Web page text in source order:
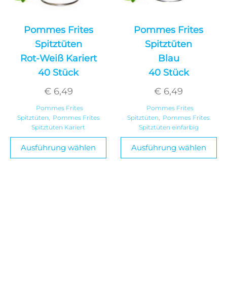
Pommes Frites
Spitztüten
Rot-Weiß Kariert
40 Stück
€6,49
Pommes Frites
Spitztüten
Pommes Frites
Spitztüten Kariert
Ausführung wählen
Pommes Frites
Spitztüten
Blau
40 Stück
€ 6,49
Pommes Frites
Spitztüten
Pommes Frites
Spitztüten einfarbig
Ausführung wählen